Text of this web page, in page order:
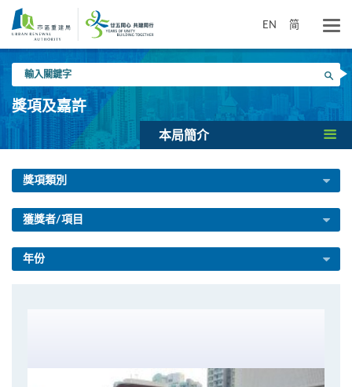
要
EN 简
入
關
鍵
搜尋
獎項及嘉許
本局簡介
獎項類別
獲獎者/項目
年份